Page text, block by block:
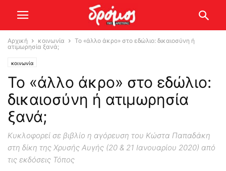
Αρχική κοινωνία
Το «άλλο άκρο» στο εδώλιο: δικαιοσύνη ή
ατιμωρησία ξανά;
κοινωνία
Το «άλλο άκρο» στο εδώλιο:
δικαιοσύνη ή ατιμωρησία
ξανά;
Κυκλοφορεί σε βιβλίο η αγόρευση του Κώστα Παπαδάκη
στη δίκη της Χρυσής Αυγής (20 & 21 Ιανουαρίου 2020) από
τις εκδόσεις Τόπος